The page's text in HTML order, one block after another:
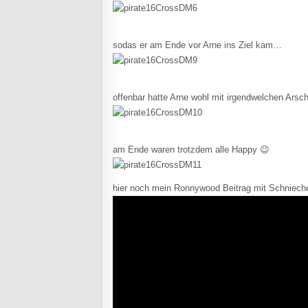
sodas er am Ende vor Arne ins Ziel kam…
offenbar hatte Arne wohl mit irgendwelchen
am Ende waren trotzdem alle Happy 😉
hier noch mein Ronnywood Beitrag mit